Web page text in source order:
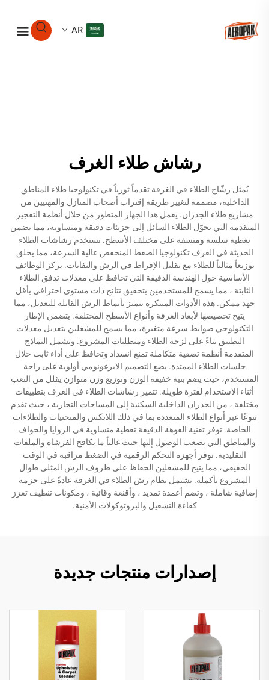
AR
رشاش طلاء الغرف
يُمثل رشّاح الطلاء في الغرفة تقدماً ثورياً في تكنولوجيا طلاء المناطق
الداخلية، مصممة لتغيير طريقة إقتراب أصحاب المنازل والمهنيين من
مشاريع طلاء الجدران. يعمل هذا الجهاز المتطور من خلال أنظمة التفجير
المتقدمة التي تحوّل الطلاء السائل إلى جزيئات دقيقة ومتساوية، مما يضمن
تغطية سلسة ومتسقة على مختلف الأسطح. تستخدم رشاشات الطلاء
الحديثة في الغرف تكنولوجيا الضغط المنخفض عالية السرعة، مما يخلق
توزيعاً مثالياً للطلاء مع تقليل الإفراط في الرش والنفايات. تركز الوظائف
الأساسية حول الهندسة الدقيقة التي تحافظ على معدلات تدفق الطلاء
الثابتة ، مما يسمح للمستخدمين بتحقيق نتائج ذات مستوى احترافي بأقل
جهد ممكن. هذه الأدوات المبتكرة تتميز بأنماط الرش القابلة للتعديل، مما
يتيح تخصيصها لأبعاد الغرفة وأنواع الأسطح المختلفة. يتضمن الإطار
التكنولوجي ضوابط سرعة متغيرة، مما يسمح للمشغلين بتعديل معدلات
التطبيق بناءً على لزجة الطلاء ومتطلبات المشروع. وتشمل النماذج
المتقدمة أنظمة تصفية متكاملة تمنع انسداد وتحافظ على أداء ثابت خلال
جلسات الطلاء الممتدة. يضع التصميم الايرغونومي أولوية على راحة
المستخدم، حيث يضم بنية خفيفة الوزن وتوزيع وزن متوازن يقلل من التعب
أثناء الاستخدام لفترة طويلة. تتميز رشاشات الطلاء في الغرف بتطبيقات
مختلفة ، من الجدران الداخلية السكنية إلى المساحات التجارية ، حيث تقدم
تنوعًا عبر أنواع الطلاء المتعددة بما في ذلك اللاتكس والمنحنيات والطلاءات
الخاصة. توفر تقنية الفوهة الدقيقة تغطية متساوية في الزوايا والحواف
والمناطق التي يصعب الوصول إليها حيث غالباً ما تكافح الفرشاة والملفات
التقليدية. توفر أجهزة التحكم الرقمية في الضغط مراقبة في الوقت
الحقيقي، مما يتيح للمشغلين الحفاظ على ظروف الرش المثلى طوال
المشروع بأكمله. يشتمل نظام رش الطلاء في الغرفة عادةً على حزمة
إضافية شاملة ، وتضم أعمدة تمديد ، وأقنعة وقائية ، ومكونات تنظيف تعزز
كفاءة التشغيل والبروتوكولات الأمنية.
إصدارات منتجات جديدة